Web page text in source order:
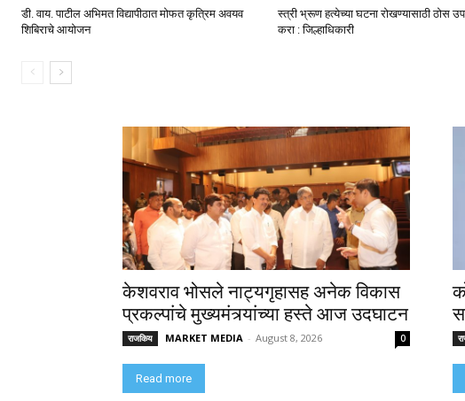
डी. वाय. पाटील अभिमत विद्यापीठात मोफत कृत्रिम अवयव
शिबिराचे आयोजन
स्त्री भ्रूण हत्येच्या घटना रोखण्यासाठी ठोस
करा : जिल्हाधिकारी
केशवराव भोसले नाट्यगृहासह अनेक विकास
प्रकल्पांचे मुख्यमंत्र्यांच्या हस्ते आज उदघाटन
राजकिय MARKET MEDIA - August 8, 2026 0
Read more